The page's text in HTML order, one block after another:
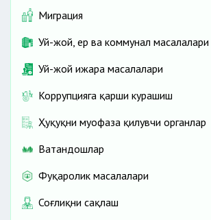
материалларни бепул олиш.
Миграция
Уй-жой, ер ва коммунал масалалари
Уй-жой ижара масалалари
Коррупцияга қарши курашиш
Ҳуқуқни муҳофаза қилувчи органлар
Ватандошлар
Фуқаролик масалалари
Соғлиқни сақлаш